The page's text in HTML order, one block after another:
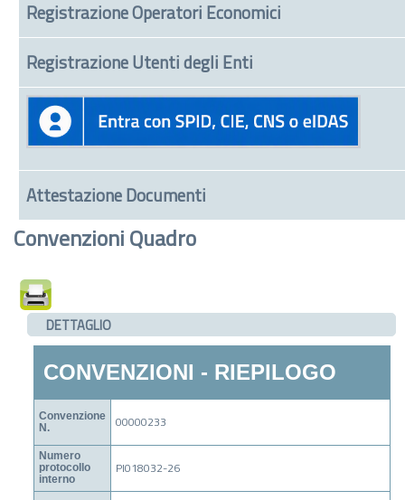
Registrazione Operatori Economici
Registrazione Utenti degli Enti
Attestazione Documenti
Convenzioni Quadro
DETTAGLIO
CONVENZIONI - RIEPILOGO
Convenzione
N.
00000233
Numero
protocollo
interno
PI018032-26